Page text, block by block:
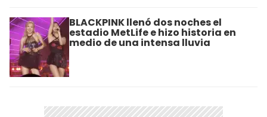
BLACKPINK llenó dos noches el
estadio MetLife e hizo historia en
medio de una intensa lluvia